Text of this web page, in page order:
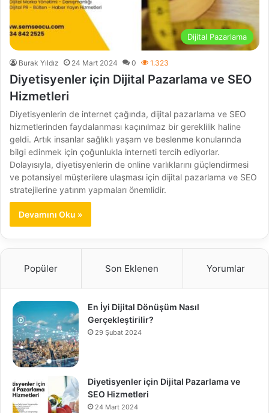
Dijital Pazarlama
Burak Yıldız 24 Mart 2024 0 1.323
Diyetisyenler için Dijital Pazarlama ve SEO
Hizmetleri
Diyetisyenlerin de internet çağında, dijital pazarlama ve SEO
hizmetlerinden faydalanması kaçınılmaz bir gereklilik haline
geldi. Artık insanlar sağlıklı yaşam ve beslenme konularında
bilgi edinmek için çoğunlukla interneti tercih ediyorlar.
Dolayısıyla, diyetisyenlerin de online varlıklarını güçlendirmesi
ve potansiyel müşterilere ulaşması için dijital pazarlama ve SEO
stratejilerine yatırım yapmaları önemlidir.
Devamını Oku »
Popüler Son Eklenen Yorumlar
En İyi Dijital Dönüşüm Nasıl
Gerçekleştirilir?
29 Şubat 2024
Diyetisyenler için Dijital Pazarlama ve
SEO Hizmetleri
24 Mart 2024